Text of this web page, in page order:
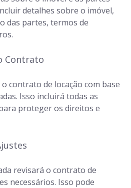
detalhes sobre o imóvel,
das partes, termos de
Contrato
contrato de locação com base
Isso incluirá todas as
proteger os direitos e
revisará o contrato de
necessários. Isso pode